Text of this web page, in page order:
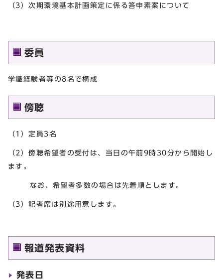
（3）次期環境基本計画策定に係る答申素案について
委員
学識経験者等の8名で構成
傍聴
（1）定員3名
（2）傍聴希望者の受付は、当日の午前9時30分から開始し
ます。
なお、希望者多数の場合は先着順とします。
（3）記者席は別途用意します。
報道発表資料
発表日